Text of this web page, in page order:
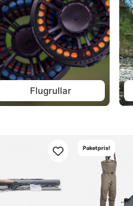
Flugrullar
Paketpris!